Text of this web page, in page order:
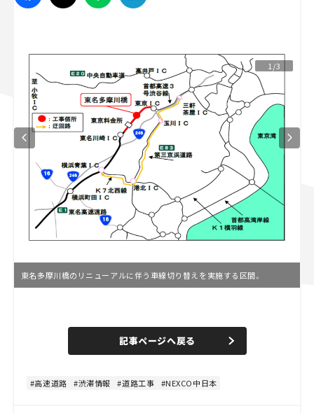
1/3
東名多摩川橋のリニューアルに伴う車線切り替えを実施する区間。
n
e
d
0
記事ページへ戻る
高速道路 渋滞情報 道路工事 NEXCO中日本
スズキ ジムニー｜Suzuki Jimny